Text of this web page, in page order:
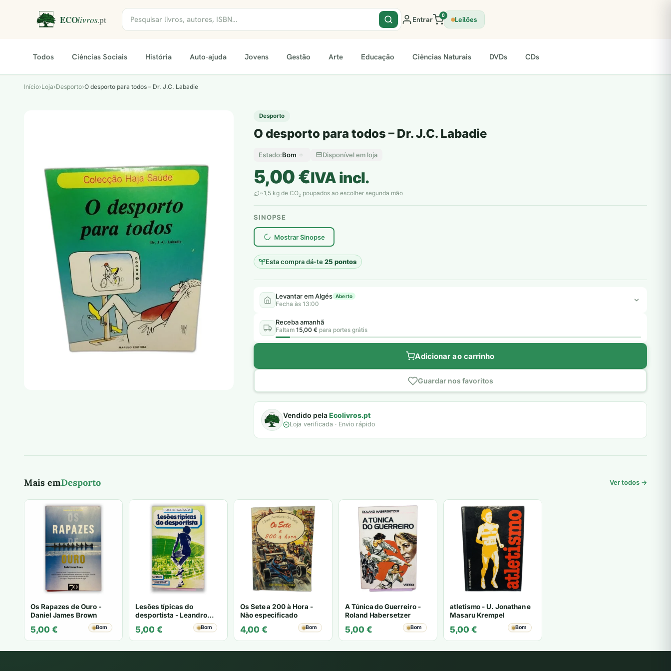
Entrar 0 Leilões
Todos Ciências Sociais História Auto-ajuda Jovens Gestão Arte Educação Ciências Naturais DVDs CDs
Início›Loja›Desporto›O desporto para todos – Dr. J.C. Labadie
Desporto
O desporto para todos – Dr. J.C. Labadie
Estado:Bom Disponível em loja
5,00€IVA incl.
~1,5 kg de CO2 poupados ao escolher segunda mão
SINOPSE
Mostrar Sinopse
Esta compra dá-te25 pontos
plantar árvores reais
Levantar em Algés Aberto
Fecha às 13:00
Receba amanhã
Faltam 15,00 € para portes grátis
Adicionar ao carrinho
Guardar nos favoritos
Vendido pelaEcolivros.pt
Loja verificada · Envio rápido
Mais emDesporto Ver todos →
Os Rapazes de Ouro -
Daniel James Brown
5,00 € Bom
Lesões típicas do
desportista - Leandro
5,00 € Bom
Os Sete a 200 à Hora -
Não especificado
4,00 € Bom
A Túnica do Guerreiro -
Roland Habersetzer
5,00 € Bom
atletismo - U. Jonathan e
Masaru Krempel
5,00 € Bom